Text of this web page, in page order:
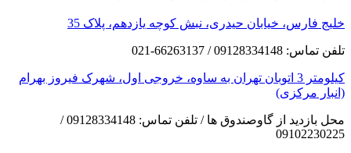
خلیج فارس، خیابان حیدری، نبش کوچه یازدهم، پلاک 35
تلفن تماس: 09128334148 / 66263137-021
کیلومتر 3 اتوبان تهران به ساوه، خروجی اول، شهرک فیروز بهرام
(انبار مرکزی)
محل بازدید از گاوصندوق ها / تلفن تماس: 09128334148 /
09102230225